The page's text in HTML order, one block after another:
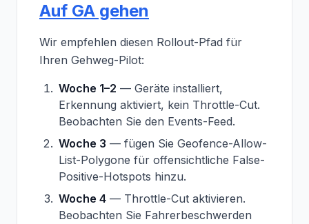
Auf GA gehen
Wir empfehlen diesen Rollout-Pfad für
Ihren Gehweg-Pilot:
Woche 1–2 — Geräte installiert,
Erkennung aktiviert, kein Throttle-Cut.
Beobachten Sie den Events-Feed.
Woche 3 — fügen Sie Geofence-Allow-
List-Polygone für offensichtliche False-
Positive-Hotspots hinzu.
Woche 4 — Throttle-Cut aktivieren.
Beobachten Sie Fahrerbeschwerden